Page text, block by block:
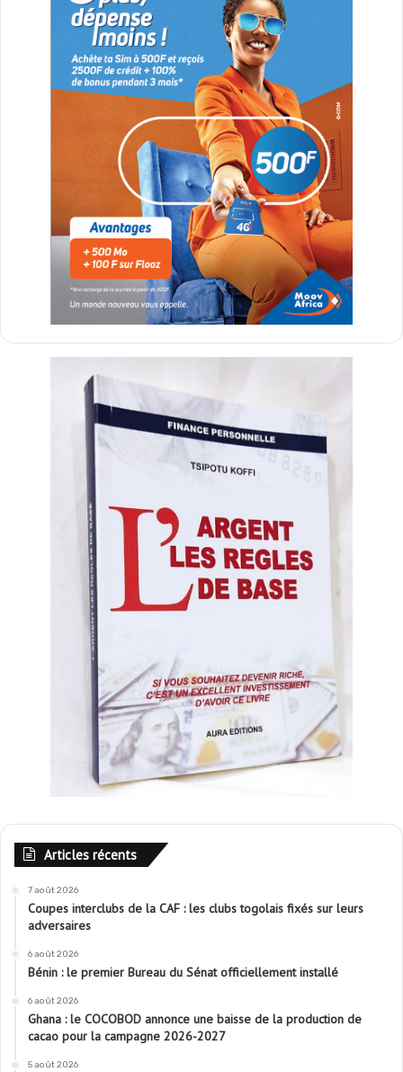
Articles récents
7 août 2026
Coupes interclubs de la CAF : les clubs togolais fixés sur leurs
adversaires
6 août 2026
Bénin : le premier Bureau du Sénat officiellement installé
6 août 2026
Ghana : le COCOBOD annonce une baisse de la production de
cacao pour la campagne 2026-2027
5 août 2026